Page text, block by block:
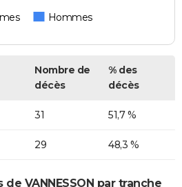
Hommes
Nombre de
décès
% des
décès
31 51,7 %
29 48,3 %
VANNESSON par tranche